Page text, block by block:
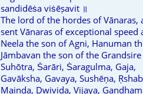
sandidēṡa viṡēṣavit ॥
The lord of the hordes of Vānaras,
sent Vānaras of exceptional speed
Neela the son of Agni, Hanuman
Jāmbavan the son of the
Suhōtra, Ṡarāri, Ṡaragulma, Gaja,
Gavāksha, Gavaya, Sushēṇa,
Mainda, Dwivida, Vijaya,